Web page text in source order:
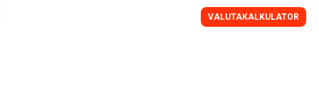
VALUTAKALKULATOR